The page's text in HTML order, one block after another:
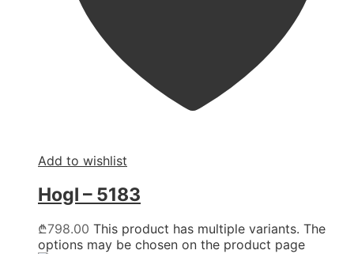
Add to wishlist
Hogl – 5183
₾798.00 This product has multiple variants. The
options may be chosen on the product page